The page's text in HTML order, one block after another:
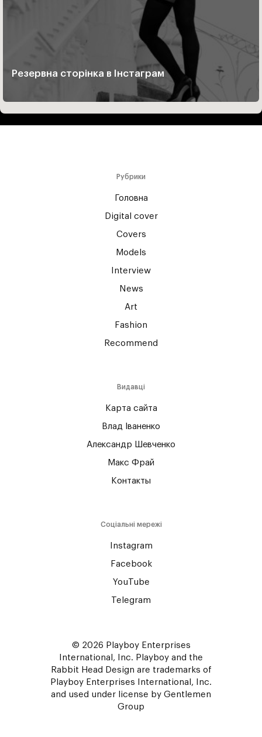
Резервна сторінка в Інстаграм
Рубрики
Головна
Digital cover
Covers
Models
Interview
News
Art
Fashion
Recommend
Видавці
Карта сайта
Влад Іваненко
Александр Шевченко
Макс Фрай
Контакты
Соціальні мережі
Instagram
Facebook
YouTube
Telegram
© 2026 Playboy Enterprises
International, Inc. Playboy and the
Rabbit Head Design are trademarks of
Playboy Enterprises International, Inc.
and used under license by Gentlemen
Group